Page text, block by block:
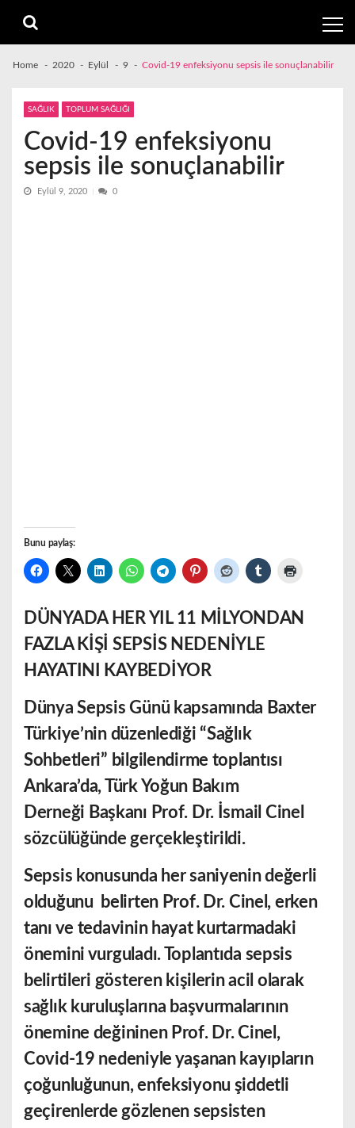
navigation
content
Home 2020 Eylül 9 Covid-19 enfeksiyonu sepsis ile sonuçlanabilir
SAĞLIK TOPLUM SAĞLIĞI
Covid-19 enfeksiyonu
sepsis ile sonuçlanabilir
Eylül 9, 2020 0
Bunu paylaş:
DÜNYADA HER YIL 11 MİLYONDAN
FAZLA KİŞİ SEPSİS NEDENİYLE
HAYATINI KAYBEDİYOR
Dünya Sepsis Günü kapsamında Baxter
Türkiye’nin düzenlediği “Sağlık
Sohbetleri” bilgilendirme toplantısı
Ankara’da,Türk Yoğun Bakım
Derneği Başkanı Prof. Dr. İsmail Cinel
sözcülüğünde gerçekleştirildi.
Sepsis konusunda her saniyenin değerli
olduğunu belirten Prof. Dr. Cinel, erken
tanı ve tedavinin hayat kurtarmadaki
önemini vurguladı. Toplantıda sepsis
belirtileri gösteren kişilerin acil olarak
sağlık kuruluşlarına başvurmalarının
önemine değininen Prof. Dr. Cinel,
Covid-19 nedeniyle yaşanan kayıpların
çoğunluğunun, enfeksiyonu şiddetli
geçirenlerde gözlenen sepsisten